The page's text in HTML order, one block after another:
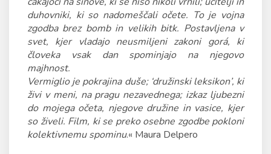
duhovniki, ki so nadomeščali očete. To je vojna
zgodba brez bomb in velikih bitk. Postavljena v
svet, kjer vladajo neusmiljeni zakoni gorá, ki
človeka vsak dan spominjajo na njegovo
majhnost.
Vermiglio je pokrajina duše; ‘družinski leksikon’, ki
živi v meni, na pragu nezavednega; izkaz ljubezni
do mojega očeta, njegove družine in vasice, kjer
so živeli. Film, ki se preko osebne zgodbe pokloni
kolektivnemu spominu.« Maura Delpero